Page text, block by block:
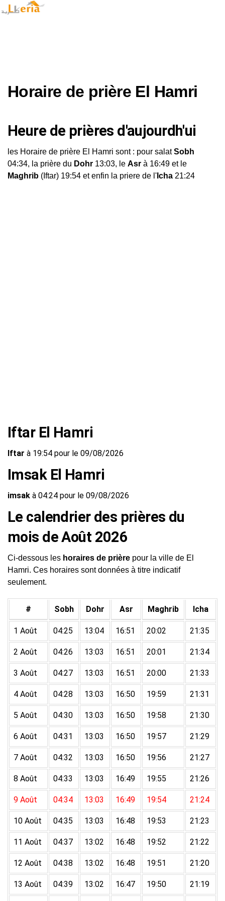
Horaire de prière El Hamri
Heure de prières d'aujourdh'ui
les Horaire de prière El Hamri sont : pour salatSobh
04:34, la prière du Dohr 13:03, le Asr à 16:49 et le
Maghrib (Iftar) 19:54 et enfin la priere de l' Icha 21:24
Iftar El Hamri
Iftar à 19:54 pour le 09/08/2026
Imsak El Hamri
imsak à 04:24 pour le 09/08/2026
Le calendrier des prières du
mois de Août 2026
Ci-dessous les horaires de prière pour la ville de El
Hamri. Ces horaires sont données à titre indicatif
seulement.
# Sobh Dohr Asr Maghrib Icha
1 Août 04:25 13:04 16:51 20:02 21:35
2 Août 04:26 13:03 16:51 20:01 21:34
3 Août 04:27 13:03 16:51 20:00 21:33
4 Août 04:28 13:03 16:50 19:59 21:31
5 Août 04:30 13:03 16:50 19:58 21:30
6 Août 04:31 13:03 16:50 19:57 21:29
7 Août 04:32 13:03 16:50 19:56 21:27
8 Août 04:33 13:03 16:49 19:55 21:26
9 Août 04:34 13:03 16:49 19:54 21:24
10 Août 04:35 13:03 16:48 19:53 21:23
11 Août 04:37 13:02 16:48 19:52 21:22
12 Août 04:38 13:02 16:48 19:51 21:20
13 Août 04:39 13:02 16:47 19:50 21:19